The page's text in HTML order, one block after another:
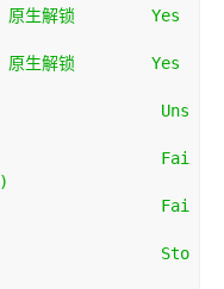
原生解锁
Yes
原生解锁
Yes
Uns
Fai
)
Fai
Sto